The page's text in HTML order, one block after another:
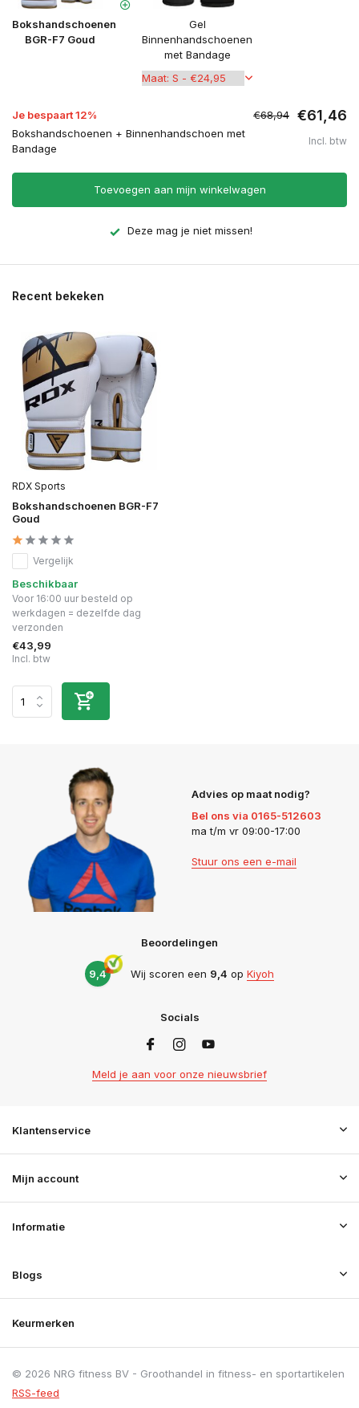
Bokshandschoenen
BGR-F7 Goud
Gel
Binnenhandschoenen
met Bandage
Je bespaart 12% €68,94 €61,46
Bokshandschoenen + Binnenhandschoen met
Bandage
Incl. btw
Toevoegen aan mijn winkelwagen
Deze mag je niet missen!
Recent bekeken
RDX Sports
Bokshandschoenen BGR-F7
Goud
Vergelijk
Beschikbaar
Voor 16:00 uur besteld op
werkdagen = dezelfde dag
verzonden
€43,99
Incl. btw
Advies op maat nodig?
Bel ons via 0165-512603
ma t/m vr 09:00-17:00
Stuur ons een e-mail
Beoordelingen
9,4 Wij scoren een 9,4 op Kiyoh
Socials
Meld je aan voor onze nieuwsbrief
Klantenservice
Mijn account
Informatie
Blogs
Keurmerken
© 2026 NRG fitness BV - Groothandel in fitness- en sportartikelen
RSS-feed